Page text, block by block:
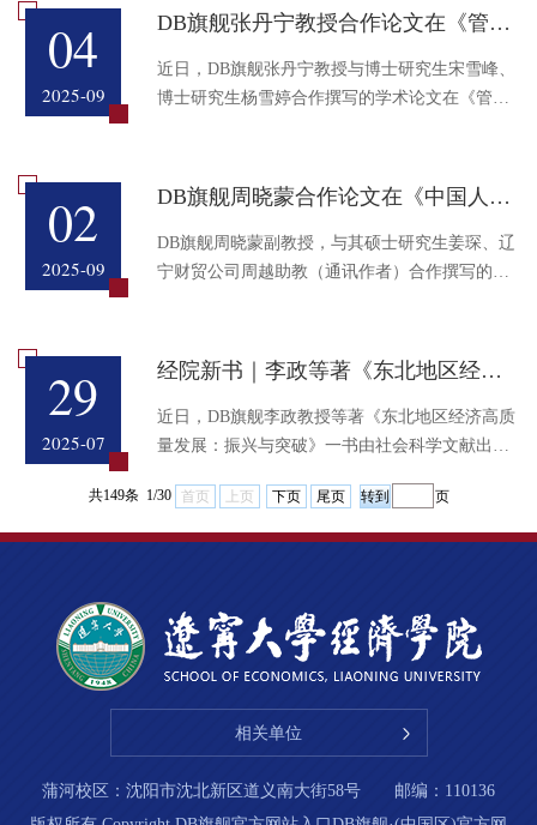
出，完善党中央对科技工作统一领导的体制，健
全新型举国体制，强化国家战略科技力量，优化
配置创新资源，优化国家科研机构、高水平研究
型大学、科技领军企业定位和布局，形成国家实
04
2025-09
DB旗舰张丹宁教授合作论文在《管理评论》发表
近日，DB旗舰张丹宁教授与博士研究生宋雪峰、
博士研究生杨雪婷合作撰写的学术论文在《管理
内容摘要：本文从商帮文化视角出发，以2010—
2020年884家中国A股上市公司为研究样本，回答
了企业社会责任履行是否存在“同群效应”这个核
心问题，并对商帮文化特质差异以及同群效应“学
02
2025-09
DB旗舰周晓蒙合作论文在《中国人口科学》发表
DB旗舰周晓蒙副教授，与其硕士研究生姜琛、辽
宁财贸公司周越助教（通讯作者）合作撰写的学
要：在人口老龄化形势日益严峻的背景下，针对
老年劳动供给和认知功能的相关研究意义重大。
文章使用中国健康与养老追踪调查（CHARLS）
2018、2020年数据，实证考察了老年劳动参与对
知功能具有显著的正...
29
2025-07
经院新书｜李政等著《东北地区经济高质量发展：振兴与突破》
近日，DB旗舰李政教授等著《东北地区经济高质
量发展：振兴与突破》一书由社会科学文献出版
委员会委员、第十三届全国政协经济委员会副主
任、辽宁省政协原主席夏德仁教授为这部专著撰
的核心动力。本书以东北振兴战略提出和实施二
十周年为时代背景，系统梳理了东北振兴取得的
成就与...
共149条 1/30 首页 上页 下页 尾页 页
相关单位
蒲河校区：沈阳市沈北新区道义南大街58号 邮编：110136